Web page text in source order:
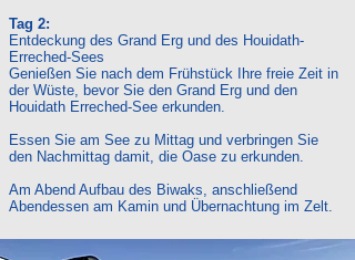
Tag 2:
Entdeckung des Grand Erg und des Houidath-
Erreched-Sees
Genießen Sie nach dem Frühstück Ihre freie Zeit in
der Wüste, bevor Sie den Grand Erg und den
Houidath Erreched-See erkunden.
Essen Sie am See zu Mittag und verbringen Sie
den Nachmittag damit, die Oase zu erkunden.
Am Abend Aufbau des Biwaks, anschließend
Abendessen am Kamin und Übernachtung im Zelt.